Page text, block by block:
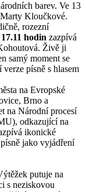
barev. Ve 13
Kloučkové.
rozezní
17.11 hodin zazpívá
Živě ji
samý moment se
písně s hlasem
na Evropské
Brno a
na Národní procesí
odkazující na
ikonické
jako vyjádření
putuje na
s neziskovou